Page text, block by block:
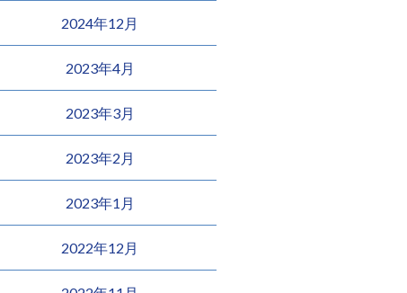
2024年12月
2023年4月
2023年3月
2023年2月
2023年1月
2022年12月